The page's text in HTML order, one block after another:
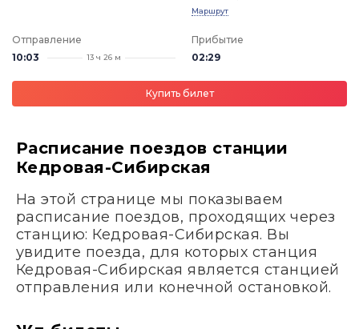
Маршрут
Отправление
10:03
13 ч 26 м
Прибытие
02:29
Купить билет
Расписание поездов станции
Кедровая-Сибирская
На этой странице мы показываем
расписание поездов, проходящих через
станцию: Кедровая-Сибирская. Вы
увидите поезда, для которых станция
Кедровая-Сибирская является станцией
отправления или конечной остановкой.